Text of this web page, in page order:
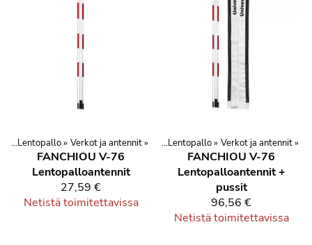
‪» Lentopallo‪» Verkot ja antennit‪»
FANCHIOU V-76
Lentopalloantennit
27,59 €
Netistä toimitettavissa
Urheilu ja kuntoilu‪»Lajit ‪»Pallopelit ‪» Lentopallo‪» Verkot ja antennit‪»
FANCHIOU V-76
Lentopalloantennit +
pussit
96,56 €
Netistä toimitettavissa